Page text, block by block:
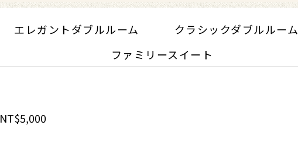
エレガントダブルルーム クラシックダブルルーム
ファミリースイート
NT$5,000